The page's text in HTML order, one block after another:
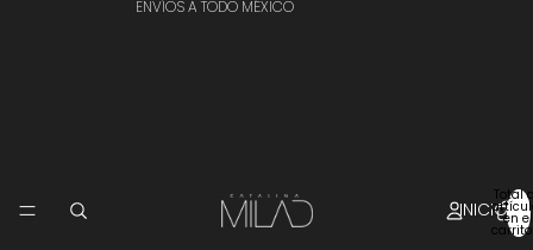
ENVÍOS A TODO MÉXICO
INICIO
Total
en el